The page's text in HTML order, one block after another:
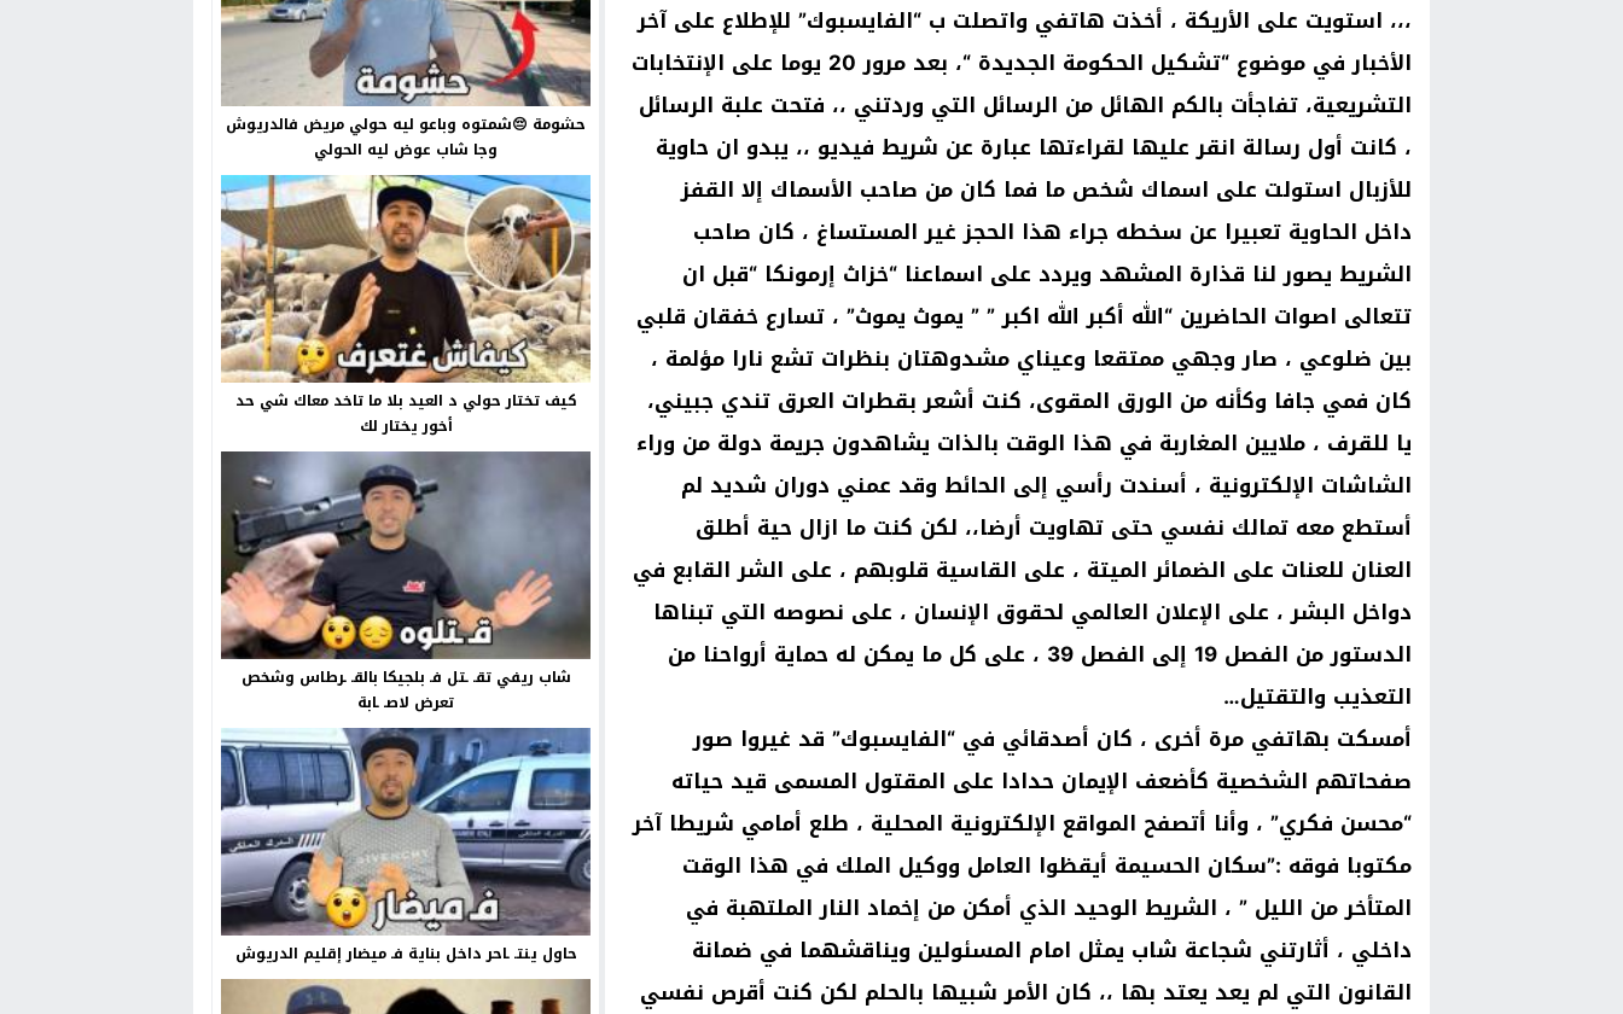
،،، استويت على الأريكة ، أخذت هاتفي واتصلت ب “الفايسبوك” للإطلاع على آخر
الأخبار في موضوع “تشكيل الحكومة الجديدة “، بعد مرور 20 يوما على الإنتخابات
التشريعية، تفاجأت بالكم الهائل من الرسائل التي وردتني ،، فتحت علبة الرسائل
، كانت أول رسالة انقر عليها لقراءتها عبارة عن شريط فيديو ،، يبدو ان حاوية
للأزبال استولت على اسماك شخص ما فما كان من صاحب الأسماك إلا القفز
داخل الحاوية تعبيرا عن سخطه جراء هذا الحجز غير المستساغ ، كان صاحب
الشريط يصور لنا قذارة المشهد ويردد على اسماعنا “خزاث إرمونكا “قبل ان
تتعالى اصوات الحاضرين “الله أكبر الله اكبر ” ” يموث يموث” ، تسارع خفقان قلبي
بين ضلوعي ، صار وجهي ممتقعا وعيناي مشدوهتان بنظرات تشع نارا مؤلمة ،
كان فمي جافا وكأنه من الورق المقوى، كنت أشعر بقطرات العرق تندي جبيني،
يا للقرف ، ملايين المغاربة في هذا الوقت بالذات يشاهدون جريمة دولة من وراء
الشاشات الإلكترونية ، أسندت رأسي إلى الحائط وقد عمني دوران شديد لم
أستطع معه تمالك نفسي حتى تهاويت أرضا،، لكن كنت ما ازال حية أطلق
العنان للعنات على الضمائر الميتة ، على القاسية قلوبهم ، على الشر القابع في
دواخل البشر ، على الإعلان العالمي لحقوق الإنسان ، على نصوصه التي تبناها
الدستور من الفصل 19 إلى الفصل 39 ، على كل ما يمكن له حماية أرواحنا من
التعذيب والتقتيل…
أمسكت بهاتفي مرة أخرى ، كان أصدقائي في “الفايسبوك” قد غيروا صور
صفحاتهم الشخصية كأضعف الإيمان حدادا على المقتول المسمى قيد حياته
“محسن فكري” ، وأنا أتصفح المواقع الإلكترونية المحلية ، طلع أمامي شريطا آخر
مكتوبا فوقه :”سكان الحسيمة أيقظوا العامل ووكيل الملك في هذا الوقت
المتأخر من الليل ” ، الشريط الوحيد الذي أمكن من إخماد النار الملتهبة في
داخلي ، أثارتني شجاعة شاب يمثل امام المسئولين ويناقشهما في ضمانة
القانون التي لم يعد يعتد بها ،، كان الأمر شبيها بالحلم لكن كنت أقرص نفسي
حشومة 😔شمتوه وباعو ليه حولي مريض فالدريوش
وجا شاب عوض ليه الحولي
كيف تختار حولي د العيد بلا ما تاخد معاك شي حد
أخور يختار لك
شاب ريفي تقـ ـتل فـ بلجيكا بالقـ ـرطاس وشخص
تعرض لاصـ ـابة
حاول ينتـ ـاحر داخل بناية فـ ميضار إقليم الدريوش